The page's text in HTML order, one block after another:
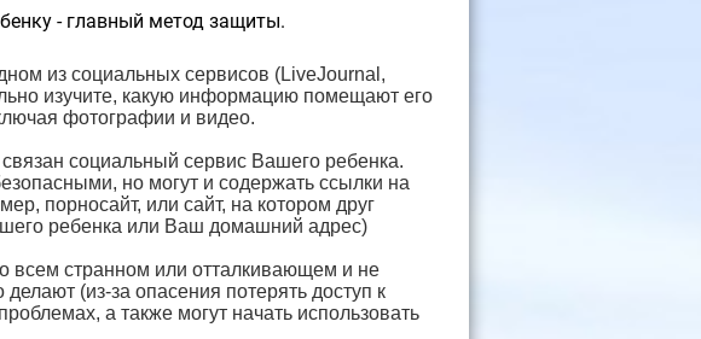
- главный метод защиты.
из социальных сервисов (LiveJournal,
изучите, какую информацию помещают его
фотографии и видео.
социальный сервис Вашего ребенка.
но могут и содержать ссылки на
порносайт, или сайт, на котором друг
ребенка или Ваш домашний адрес)
всем странном или отталкивающем и не
(из-за опасения потерять доступ к
а также могут начать использовать